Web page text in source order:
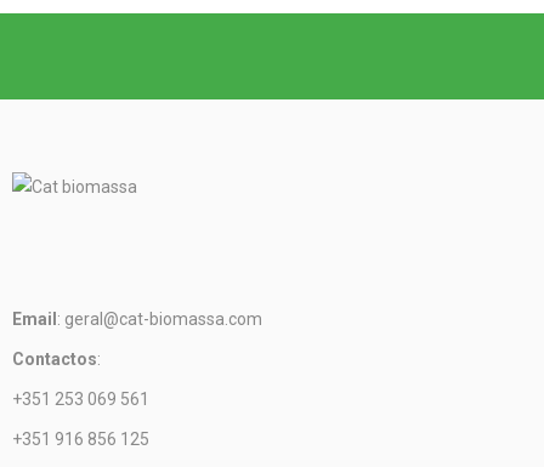
Email: geral@cat-biomassa.com
Contactos:
+351 253 069 561
+351 916 856 125